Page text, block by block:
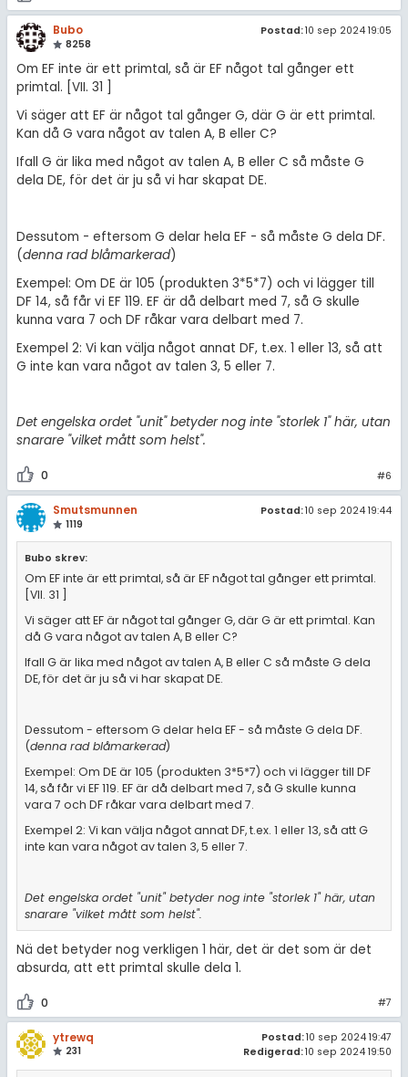
Bubo
8258
Postad:10 sep 2024 19:05
Om EF inte är ett primtal, så är EF något tal gånger ett
primtal. [VII. 31 ]
Vi säger att EF är något tal gånger G, där G är ett primtal.
Kan då G vara något av talen A, B eller C?
Ifall G är lika med något av talen A, B eller C så måste G
dela DE, för det är ju så vi har skapat DE.
Dessutom - eftersom G delar hela EF - så måste G dela DF.
(denna rad blåmarkerad)
Exempel: Om DE är 105 (produkten 3*5*7) och vi lägger till
DF 14, så får vi EF 119. EF är då delbart med 7, så G skulle
kunna vara 7 och DF råkar vara delbart med 7.
Exempel 2: Vi kan välja något annat DF, t.ex. 1 eller 13, så att
G inte kan vara något av talen 3, 5 eller 7.
Det engelska ordet "unit" betyder nog inte "storlek 1" här, utan
snarare "vilket mått som helst".
0 #6
Smutsmunnen
1119
Postad:10 sep 2024 19:44
Bubo skrev:
Om EF inte är ett primtal, så är EF något tal gånger ett primtal.
[VII. 31 ]
Vi säger att EF är något tal gånger G, där G är ett primtal. Kan
då G vara något av talen A, B eller C?
Ifall G är lika med något av talen A, B eller C så måste G dela
DE, för det är ju så vi har skapat DE.
Dessutom - eftersom G delar hela EF - så måste G dela DF.
(denna rad blåmarkerad)
Exempel: Om DE är 105 (produkten 3*5*7) och vi lägger till DF
14, så får vi EF 119. EF är då delbart med 7, så G skulle kunna
vara 7 och DF råkar vara delbart med 7.
Exempel 2: Vi kan välja något annat DF, t.ex. 1 eller 13, så att G
inte kan vara något av talen 3, 5 eller 7.
Det engelska ordet "unit" betyder nog inte "storlek 1" här, utan
snarare "vilket mått som helst".
Nä det betyder nog verkligen 1 här, det är det som är det
absurda, att ett primtal skulle dela 1.
0 #7
ytrewq
231
Postad:10 sep 2024 19:47
Redigerad:10 sep 2024 19:50